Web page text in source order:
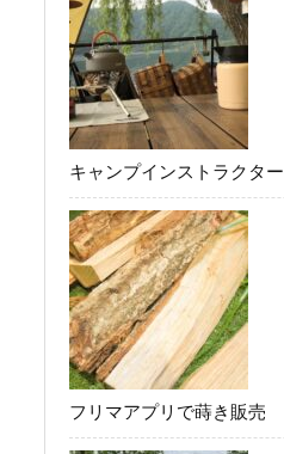
キャンプインストラクター
フリマアプリで蒔き販売